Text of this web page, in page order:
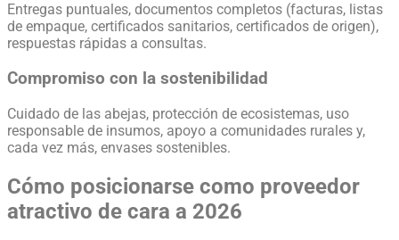
Entregas puntuales, documentos completos (facturas, listas
de empaque, certificados sanitarios, certificados de origen),
respuestas rápidas a consultas.
Compromiso con la sostenibilidad
Cuidado de las abejas, protección de ecosistemas, uso
responsable de insumos, apoyo a comunidades rurales y,
cada vez más, envases sostenibles.
Cómo posicionarse como proveedor
atractivo de cara a 2026